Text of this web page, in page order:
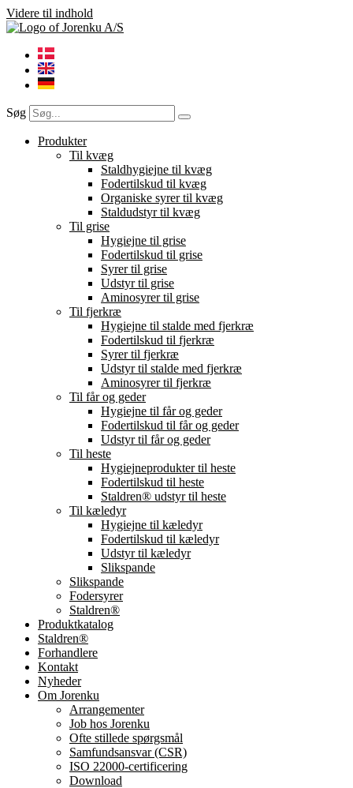
Videre til indhold
Søg
Produkter
Til kvæg
Staldhygiejne til kvæg
Fodertilskud til kvæg
Organiske syrer til kvæg
Staldudstyr til kvæg
Til grise
Hygiejne til grise
Fodertilskud til grise
Syrer til grise
Udstyr til grise
Aminosyrer til grise
Til fjerkræ
Hygiejne til stalde med fjerkræ
Fodertilskud til fjerkræ
Syrer til fjerkræ
Udstyr til stalde med fjerkræ
Aminosyrer til fjerkræ
Til får og geder
Hygiejne til får og geder
Fodertilskud til får og geder
Udstyr til får og geder
Til heste
Hygiejneprodukter til heste
Fodertilskud til heste
Staldren® udstyr til heste
Til kæledyr
Hygiejne til kæledyr
Fodertilskud til kæledyr
Udstyr til kæledyr
Slikspande
Slikspande
Fodersyrer
Staldren®
Produktkatalog
Staldren®
Forhandlere
Kontakt
Nyheder
Om Jorenku
Arrangementer
Job hos Jorenku
Ofte stillede spørgsmål
Samfundsansvar (CSR)
ISO 22000-certificering
Download